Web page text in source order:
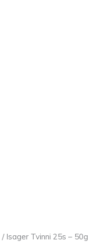
/ Isager Tvinni 25s – 50g